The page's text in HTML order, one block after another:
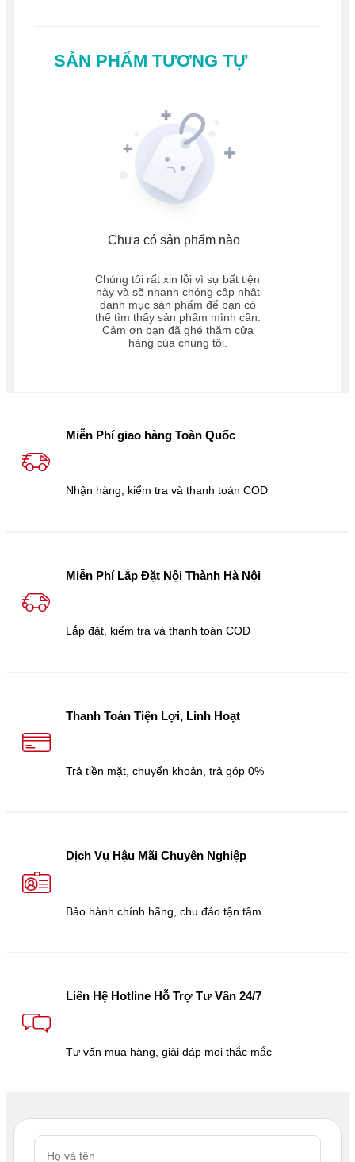
SẢN PHẨM TƯƠNG TỰ
Chưa có sản phẩm nào
Chúng tôi rất xin lỗi vì sự bất tiện
này và sẽ nhanh chóng cập nhật
danh mục sản phẩm để bạn có
thể tìm thấy sản phẩm mình cần.
Cảm ơn bạn đã ghé thăm cửa
hàng của chúng tôi.
Miễn Phí giao hàng Toàn Quốc
Nhận hàng, kiểm tra và thanh toán COD
Miễn Phí Lắp Đặt Nội Thành Hà Nội
Lắp đặt, kiểm tra và thanh toán COD
Thanh Toán Tiện Lợi, Linh Hoạt
Trả tiền mặt, chuyển khoản, trả góp 0%
Dịch Vụ Hậu Mãi Chuyên Nghiệp
Bảo hành chính hãng, chu đáo tận tâm
Liên Hệ Hotline Hỗ Trợ Tư Vấn 24/7
Tư vấn mua hàng, giải đáp mọi thắc mắc